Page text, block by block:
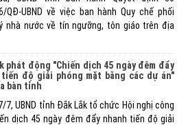
QĐ-UBND về việc ban hành Quy chế phối
nhà nước về tín ngưỡng, tôn giáo trên địa
phát động "Chiến dịch 45 ngày đêm đẩy
độ giải phóng mặt bằng các dự án"
bàn tỉnh
7, UBND tỉnh Đắk Lắk tổ chức Hội nghị công
dịch 45 ngày đêm đẩy nhanh tiến độ giải